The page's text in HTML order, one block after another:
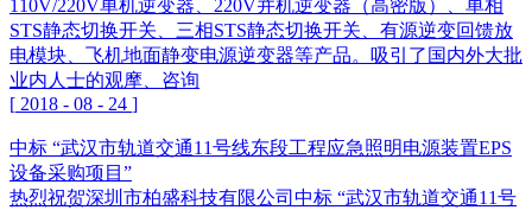
110V/220V单机逆变器、220V并机逆变器（高密版）、单相
STS静态切换开关、三相STS静态切换开关、有源逆变回馈放
电模块、飞机地面静变电源逆变器等产品。吸引了国内外大批
业内人士的观摩、咨询
[ 2018 - 08 - 24 ]
中标 “武汉市轨道交通11号线东段工程应急照明电源装置EPS
设备采购项目”
热烈祝贺深圳市柏盛科技有限公司中标 “武汉市轨道交通11号